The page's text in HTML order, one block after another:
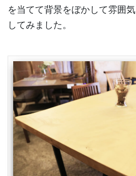
を当てて背景をぼかして雰囲
してみました。